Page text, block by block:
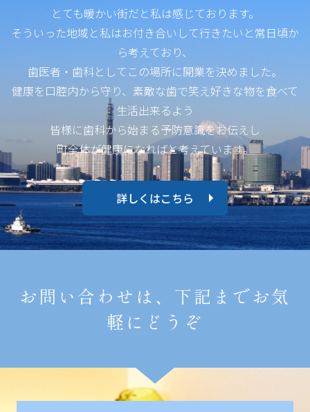
とても暖かい街だと私は感じております。
そういった地域と私はお付き合いして行きたいと常日頃か
ら考えており、
歯医者・歯科としてこの場所に開業を決めました。
健康を口腔内から守り、素敵な歯で笑え好きな物を食べて
生活出来るよう
皆様に歯科から始まる予防意識をお伝えし
町全体が健康になればと考えています。
詳しくはこちら
お問い合わせは、下記までお気
軽にどうぞ